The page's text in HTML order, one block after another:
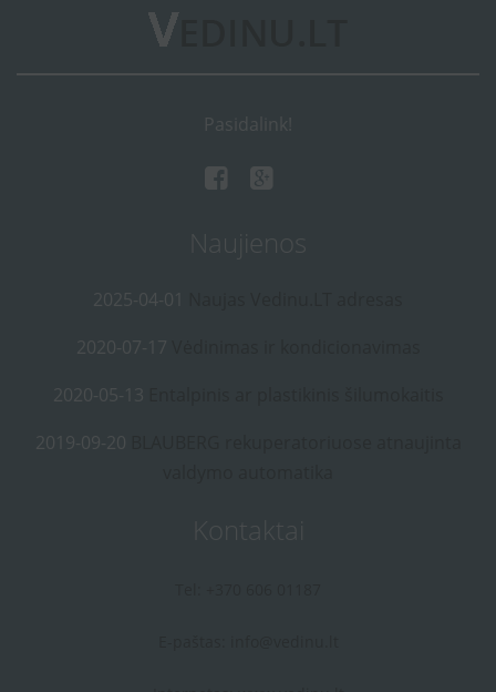
Pasidalink!
Naujienos
2025-04-01
2020-07-17
2020-05-13
2019-09-20
Kontaktai